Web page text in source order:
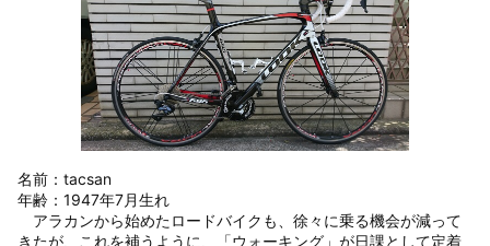
名前：tacsan
年齢：1947年7月生れ
アラカンから始めたロードバイクも、徐々に乗る機会が減って
きたが、これを補うように、「ウォーキング」が日課として定着